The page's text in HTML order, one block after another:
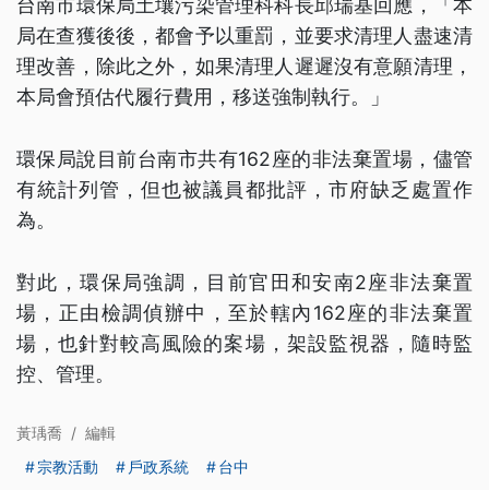
台南市環保局土壤污染管理科科長邱瑞基回應，「本
局在查獲後後，都會予以重罰，並要求清理人盡速清
理改善，除此之外，如果清理人遲遲沒有意願清理，
本局會預估代履行費用，移送強制執行。」
環保局說目前台南市共有162座的非法棄置場，儘管
有統計列管，但也被議員都批評，市府缺乏處置作
為。
對此，環保局強調，目前官田和安南2座非法棄置
場，正由檢調偵辦中，至於轄內162座的非法棄置
場，也針對較高風險的案場，架設監視器，隨時監
控、管理。
黃瑀喬 / 編輯
宗教活動
戶政系統 台中